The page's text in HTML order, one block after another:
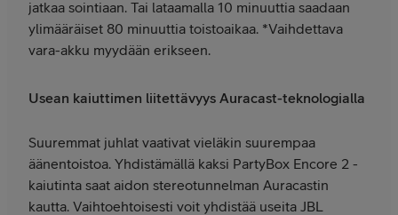
jatkaa sointiaan. Tai lataamalla 10 minuuttia saadaan
ylimääräiset 80 minuuttia toistoaikaa. *Vaihdettava
vara-akku myydään erikseen.
Usean kaiuttimen liitettävyys Auracast-teknologialla
Suuremmat juhlat vaativat vieläkin suurempaa
äänentoistoa. Yhdistämällä kaksi PartyBox Encore 2 -
kaiutinta saat aidon stereotunnelman Auracastin
kautta. Vaihtoehtoisesti voit yhdistää useita JBL